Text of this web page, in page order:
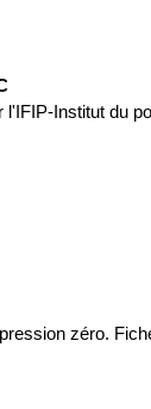
Institut du
zéro.